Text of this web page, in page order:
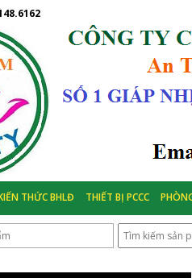
THỨC BHLĐ THIẾT BỊ PCCC